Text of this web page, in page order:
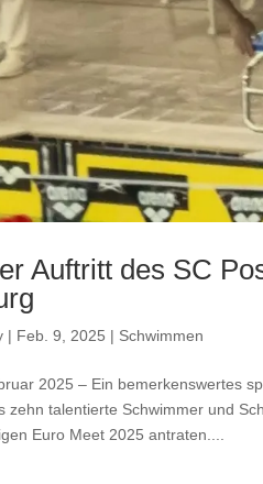
Auftritt des SC
| Feb. 9, 2025 | Schwimmen
2025 – Ein bemerkenswertes
zehn talentierte Schwimmer und
Euro Meet 2025 antraten....